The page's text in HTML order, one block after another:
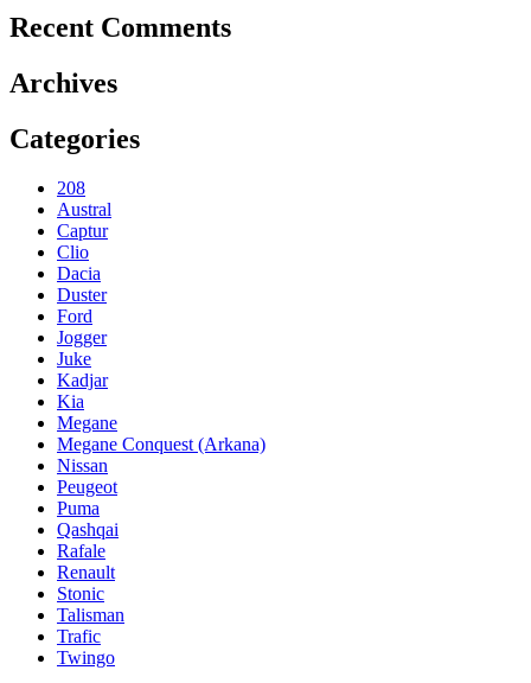
Recent Comments
Archives
Categories
208
Austral
Captur
Clio
Dacia
Duster
Ford
Jogger
Juke
Kadjar
Kia
Megane
Megane Conquest (Arkana)
Nissan
Peugeot
Puma
Qashqai
Rafale
Renault
Stonic
Talisman
Trafic
Twingo